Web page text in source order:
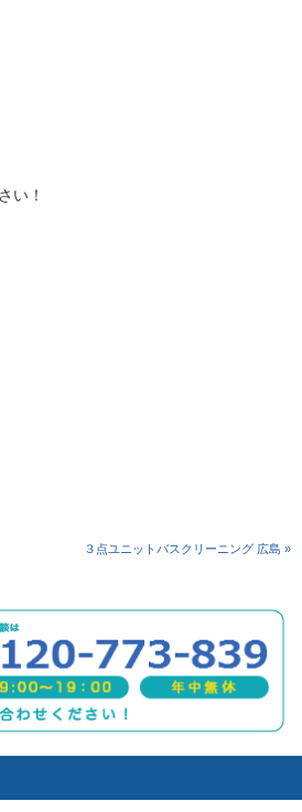
い！
３点ユニットバスクリーニング 広島 »